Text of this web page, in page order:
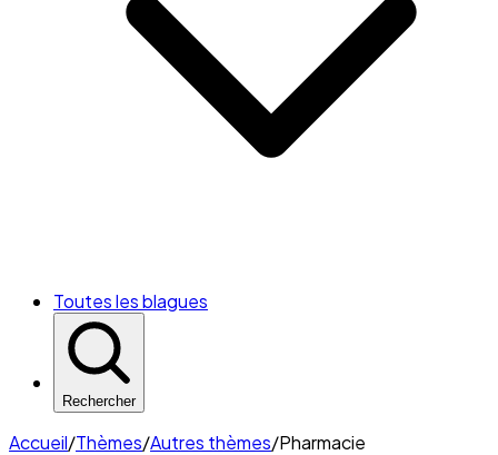
Toutes les blagues
Rechercher
Accueil/Thèmes/Autres thèmes/Pharmacie